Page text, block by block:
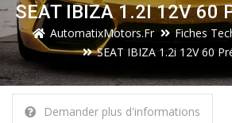
SEAT IBIZA 1.2I 12V 60
AutomatixMotors.fr Fiches
SEAT IBIZA 1.2i 12V 60
Demander plus d'informations